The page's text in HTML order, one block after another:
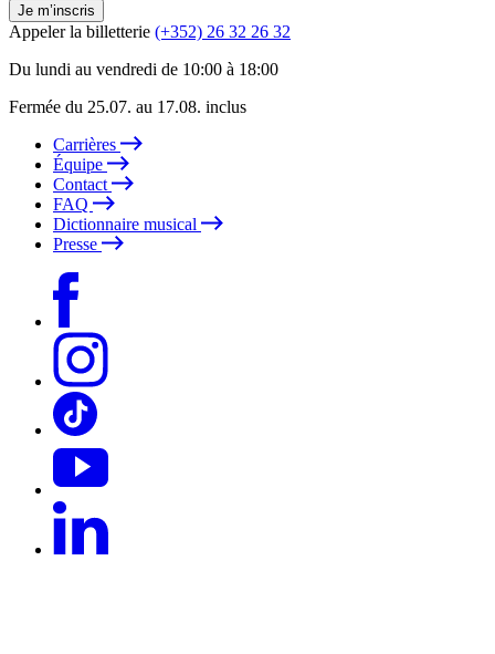
Je m’inscris
Appeler la billetterie (+352) 26 32 26 32
Du lundi au vendredi de 10:00 à 18:00
Fermée du 25.07. au 17.08. inclus
Carrières
Équipe
Contact
FAQ
Dictionnaire musical
Presse